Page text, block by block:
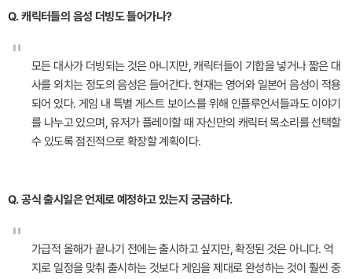
Q. 캐릭터들의 음성 더빙도 들어가나?
"
모든 대사가 더빙되는 것은 아니지만, 캐릭터들이 기합을 넣거나 짧은 대
사를 외치는 정도의 음성은 들어간다. 현재는 영어와 일본어 음성이 적용
되어 있다. 게임 내 특별 게스트 보이스를 위해 인플루언서들과도 이야기
를 나누고 있으며, 유저가 플레이할 때 자신만의 캐릭터 목소리를 선택할
수 있도록 점진적으로 확장할 계획이다.
Q. 공식 출시일은 언제로 예정하고 있는지 궁금하다.
"
가급적 올해가 끝나기 전에는 출시하고 싶지만, 확정된 것은 아니다. 억
지로 일정을 맞춰 출시하는 것보다 게임을 제대로 완성하는 것이 훨씬 중